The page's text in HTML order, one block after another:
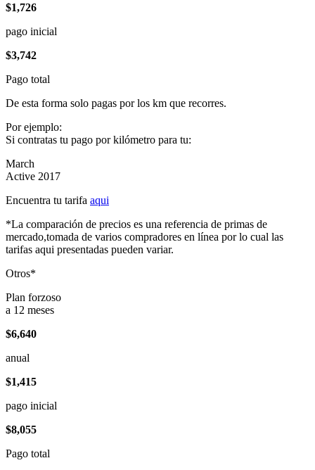
$1,726
pago inicial
$3,742
Pago total
De esta forma solo pagas por los km que recorres.
Por ejemplo:
Si contratas tu pago por kilómetro para tu:
March
Active 2017
Encuentra tu tarifa aqui
*La comparación de precios es una referencia de primas de
mercado,tomada de varios compradores en línea por lo cual las
tarifas aqui presentadas pueden variar.
Otros*
Plan forzoso
a 12 meses
$6,640
anual
$1,415
pago inicial
$8,055
Pago total